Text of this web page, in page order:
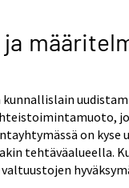
on kyse
tehtäväalueella.